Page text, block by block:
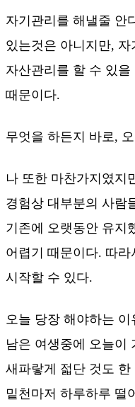
자기관리를 해낼줄 안
있는것은 아니지만, 자
자산관리를 할 수 있을
때문이다.
무엇을 하든지 바로,
나 또한 마찬가지였지
경험상 대부분의 사람
기존에 오랫동안 유지
어렵기 때문이다. 따
시작할 수 있다.
오늘 당장 해야하는
남은 여생중에 오늘이
새파랗게 젋단 것도
밑천마저 하루하루 떨